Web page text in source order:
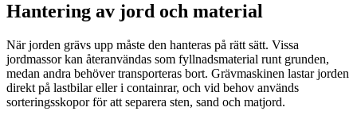
Hantering av jord och material
När jorden grävs upp måste den hanteras på rätt sätt. Vissa
jordmassor kan återanvändas som fyllnadsmaterial runt grunden,
medan andra behöver transporteras bort. Grävmaskinen lastar jorden
direkt på lastbilar eller i containrar, och vid behov används
sorteringsskopor för att separera sten, sand och matjord.